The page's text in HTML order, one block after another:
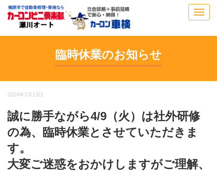
臨時休業のお知らせ
2024年3月13日
誠に勝手ながら4/9（火）は社外研修
の為、臨時休業とさせていただきま
す。
大変ご迷惑をおかけしますがご理解、